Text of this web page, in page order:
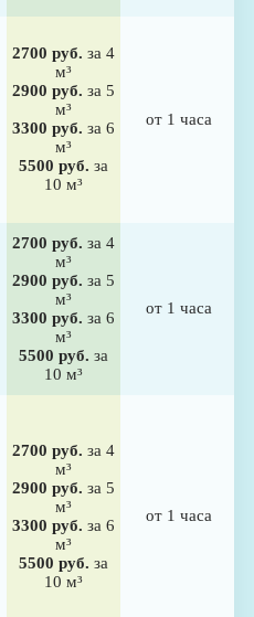
2700 руб. за 4
м³
2900 руб. за 5
м³
3300 руб. за 6
м³
5500 руб. за
10 м³
от 1 часа
2700 руб. за 4
м³
2900 руб. за 5
м³
3300 руб. за 6
м³
5500 руб. за
10 м³
от 1 часа
2700 руб. за 4
м³
2900 руб. за 5
м³
3300 руб. за 6
м³
5500 руб. за
10 м³
от 1 часа